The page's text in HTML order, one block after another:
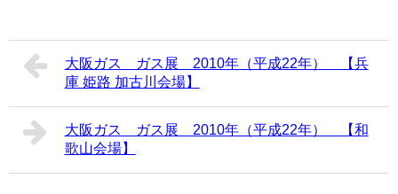
大阪ガス ガス展 2010年（平成22年） 【兵
庫 姫路 加古川会場】
大阪ガス ガス展 2010年（平成22年） 【和
歌山会場】